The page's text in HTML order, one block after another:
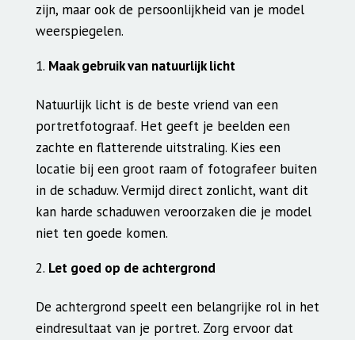
zijn, maar ook de persoonlijkheid van je model
weerspiegelen.
Maak gebruik van natuurlijk licht
Natuurlijk licht is de beste vriend van een
portretfotograaf. Het geeft je beelden een
zachte en flatterende uitstraling. Kies een
locatie bij een groot raam of fotografeer buiten
in de schaduw. Vermijd direct zonlicht, want dit
kan harde schaduwen veroorzaken die je model
niet ten goede komen.
Let goed op de achtergrond
De achtergrond speelt een belangrijke rol in het
eindresultaat van je portret. Zorg ervoor dat